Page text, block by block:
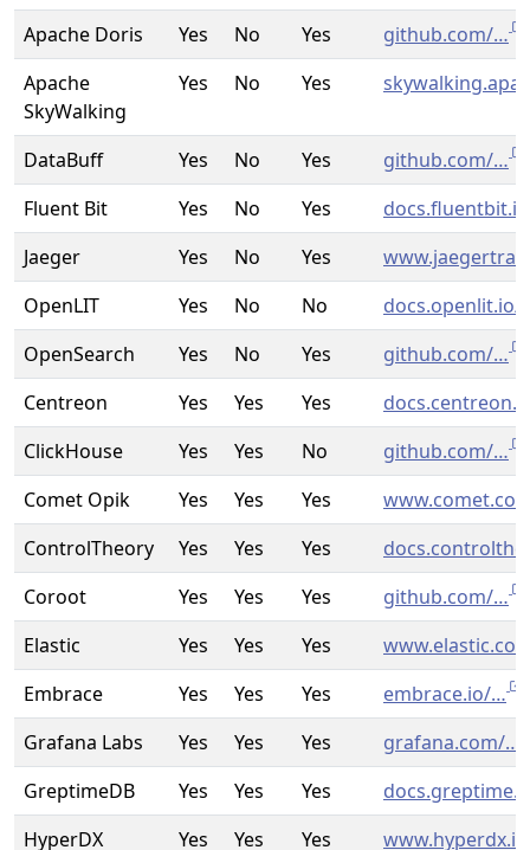
Apache Doris
Yes No Yes
github.com/…
Apache
SkyWalking
Yes No Yes
DataBuff Yes No Yes
github.com/…
Fluent Bit
Yes No Yes
Jaeger
Yes No Yes
OpenLIT
Yes No No
docs.openlit.io/
OpenSearch
Yes No Yes
github.com/…
Centreon
Yes Yes Yes
ClickHouse
Yes Yes No
github.com/…
Comet Opik
Yes Yes Yes
ControlTheory
Yes Yes Yes
Coroot
Yes Yes Yes
github.com/…
Elastic
Yes Yes Yes
Embrace
Yes Yes Yes
embrace.io/…
Grafana Labs
Yes Yes Yes
grafana.com/…
GreptimeDB
Yes Yes Yes
HyperDX
Yes Yes Yes